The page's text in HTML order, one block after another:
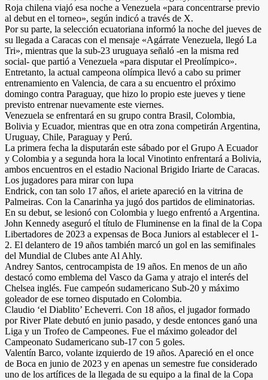
Roja chilena viajó esa noche a Venezuela «para concentrarse previo
al debut en el torneo», según indicó a través de X.
Por su parte, la selección ecuatoriana informó la noche del jueves de
su llegada a Caracas con el mensaje «Agárrate Venezuela, llegó La
Tri», mientras que la sub-23 uruguaya señaló -en la misma red
social- que partió a Venezuela «para disputar el Preolímpico».
Entretanto, la actual campeona olímpica llevó a cabo su primer
entrenamiento en Valencia, de cara a su encuentro el próximo
domingo contra Paraguay, que hizo lo propio este jueves y tiene
previsto entrenar nuevamente este viernes.
Venezuela se enfrentará en su grupo contra Brasil, Colombia,
Bolivia y Ecuador, mientras que en otra zona competirán Argentina,
Uruguay, Chile, Paraguay y Perú.
La primera fecha la disputarán este sábado por el Grupo A Ecuador
y Colombia y a segunda hora la local Vinotinto enfrentará a Bolivia,
ambos encuentros en el estadio Nacional Brigido Iriarte de Caracas.
Los jugadores para mirar con lupa
Endrick, con tan solo 17 años, el ariete apareció en la vitrina de
Palmeiras. Con la Canarinha ya jugó dos partidos de eliminatorias.
En su debut, se lesionó con Colombia y luego enfrentó a Argentina.
John Kennedy aseguró el título de Fluminense en la final de la Copa
Libertadores de 2023 a expensas de Boca Juniors al establecer el 1-
2. El delantero de 19 años también marcó un gol en las semifinales
del Mundial de Clubes ante Al Ahly.
Andrey Santos, centrocampista de 19 años. En menos de un año
destacó como emblema del Vasco da Gama y atrajo el interés del
Chelsea inglés. Fue campeón sudamericano Sub-20 y máximo
goleador de ese torneo disputado en Colombia.
Claudio ‘el Diablito’ Echeverri. Con 18 años, el jugador formado
por River Plate debutó en junio pasado, y desde entonces ganó una
Liga y un Trofeo de Campeones. Fue el máximo goleador del
Campeonato Sudamericano sub-17 con 5 goles.
Valentín Barco, volante izquierdo de 19 años. Apareció en el once
de Boca en junio de 2023 y en apenas un semestre fue considerado
uno de los artífices de la llegada de su equipo a la final de la Copa